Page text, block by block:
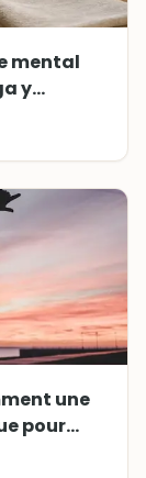
mental
y
une
pour